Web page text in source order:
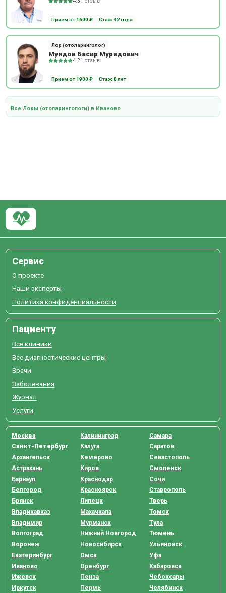
Прием от 1600 ₽ Стаж 42 года
Лор (отоларинголог)
Муидов Басир Мурадович
4.21 отзыв
Прием от 1900 ₽ Стаж 8 лет
Все Лоры (отоларингологи) в Иваново
Сервис
О проекте
Наши эксперты
Политика конфиденциальности
Пациенту
Все клиники
Все диагностические центры
Врачи
Заболевания
Журнал
Услуги
Москва
Санкт-Петербург
Архангельск
Астрахань
Барнаул
Белгород
Брянск
Владикавказ
Владимир
Волгоград
Воронеж
Екатеринбург
Иваново
Ижевск
Иркутск
Калининград
Калуга
Кемерово
Киров
Краснодар
Красноярск
Липецк
Махачкала
Мурманск
Нижний Новгород
Новосибирск
Омск
Оренбург
Пенза
Пермь
Самара
Саратов
Севастополь
Смоленск
Сочи
Ставрополь
Тверь
Томск
Тула
Тюмень
Ульяновск
Уфа
Хабаровск
Чебоксары
Челябинск